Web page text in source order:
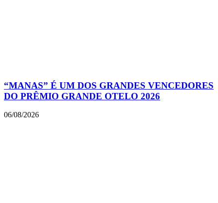
“MANAS” É UM DOS GRANDES VENCEDORES
DO PRÊMIO GRANDE OTELO 2026
06/08/2026